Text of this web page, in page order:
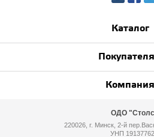
Каталог
Компания
ОДО
220026, г. Минск, 2-й
УНП